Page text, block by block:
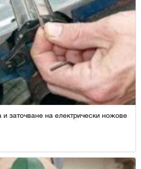
и заточване на електрически ножове